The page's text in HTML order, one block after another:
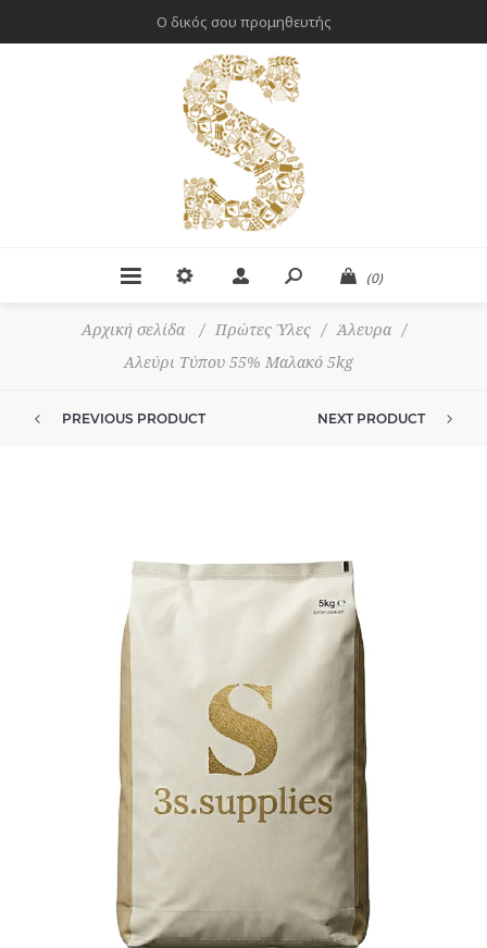
Ο δικός σου προμηθευτής
(0)
Αρχική σελίδα / Πρώτες Ύλες / Άλευρα
/
Αλεύρι Τύπου 55% Μαλακό 5kg
PREVIOUS PRODUCT NEXT PRODUCT